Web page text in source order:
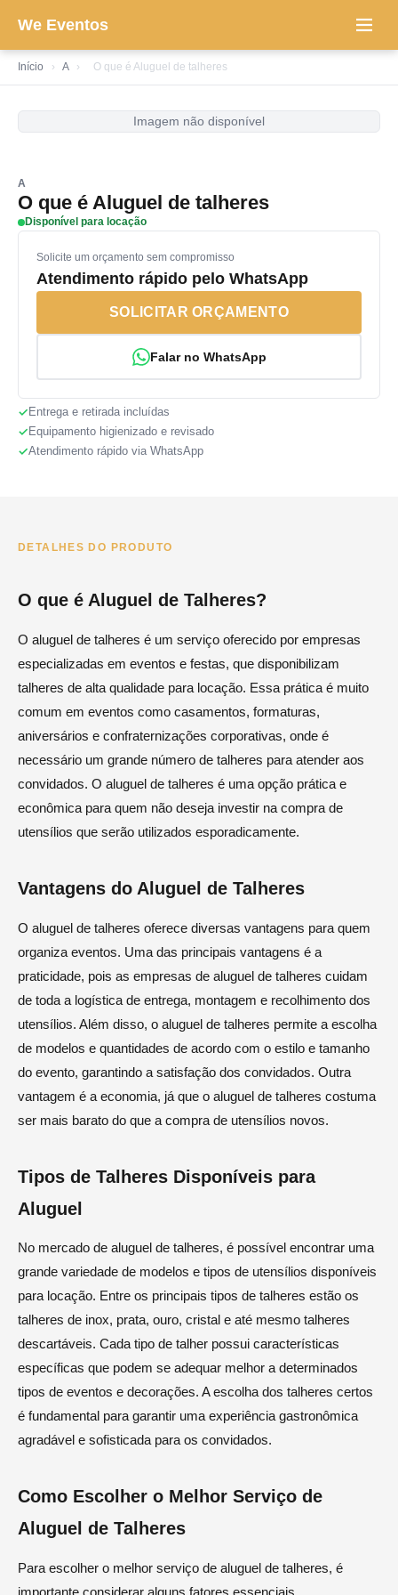
We Eventos
Início › A › O que é Aluguel de talheres
Imagem não disponível
A
O que é Aluguel de talheres
Disponível para locação
Solicite um orçamento sem compromisso
Atendimento rápido pelo WhatsApp
SOLICITAR ORÇAMENTO
Falar no WhatsApp
Entrega e retirada incluídas
Equipamento higienizado e revisado
Atendimento rápido via WhatsApp
DETALHES DO PRODUTO
O que é Aluguel de Talheres?
O aluguel de talheres é um serviço oferecido por empresas
especializadas em eventos e festas, que disponibilizam
talheres de alta qualidade para locação. Essa prática é muito
comum em eventos como casamentos, formaturas,
aniversários e confraternizações corporativas, onde é
necessário um grande número de talheres para atender aos
convidados. O aluguel de talheres é uma opção prática e
econômica para quem não deseja investir na compra de
utensílios que serão utilizados esporadicamente.
Vantagens do Aluguel de Talheres
O aluguel de talheres oferece diversas vantagens para quem
organiza eventos. Uma das principais vantagens é a
praticidade, pois as empresas de aluguel de talheres cuidam
de toda a logística de entrega, montagem e recolhimento dos
utensílios. Além disso, o aluguel de talheres permite a escolha
de modelos e quantidades de acordo com o estilo e tamanho
do evento, garantindo a satisfação dos convidados. Outra
vantagem é a economia, já que o aluguel de talheres costuma
ser mais barato do que a compra de utensílios novos.
Tipos de Talheres Disponíveis para
Aluguel
No mercado de aluguel de talheres, é possível encontrar uma
grande variedade de modelos e tipos de utensílios disponíveis
para locação. Entre os principais tipos de talheres estão os
talheres de inox, prata, ouro, cristal e até mesmo talheres
descartáveis. Cada tipo de talher possui características
específicas que podem se adequar melhor a determinados
tipos de eventos e decorações. A escolha dos talheres certos
é fundamental para garantir uma experiência gastronômica
agradável e sofisticada para os convidados.
Como Escolher o Melhor Serviço de
Aluguel de Talheres
Para escolher o melhor serviço de aluguel de talheres, é